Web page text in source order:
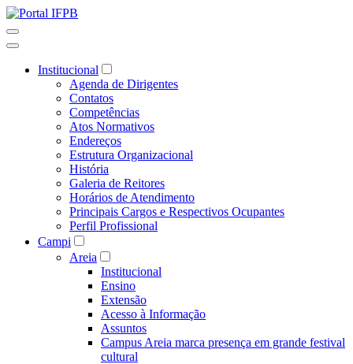
Institucional
Agenda de Dirigentes
Contatos
Competências
Atos Normativos
Endereços
Estrutura Organizacional
História
Galeria de Reitores
Horários de Atendimento
Principais Cargos e Respectivos Ocupantes
Perfil Profissional
Campi
Areia
Institucional
Ensino
Extensão
Acesso à Informação
Assuntos
Campus Areia marca presença em grande festival
cultural